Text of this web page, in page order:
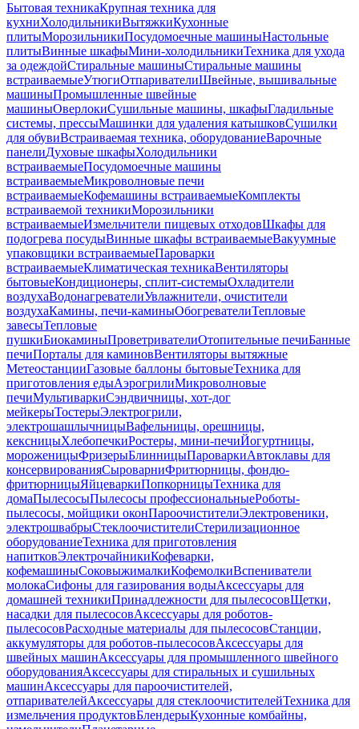
Бытовая техникаКрупная техника для
кухниХолодильникиВытяжкиКухонные
плитыМорозильникиПосудомоечные машиныНастольные
плитыВинные шкафыМини-холодильникиТехника для ухода
за одеждойСтиральные машиныСтиральные машины
встраиваемыеУтюгиОтпаривателиШвейные, вышивальные
машиныПромышленные швейные
машиныОверлокиСушильные машины, шкафыГладильные
системы, прессыМашинки для удаления катышковСушилки
для обувиВстраиваемая техника, оборудованиеВарочные
панелиДуховые шкафыХолодильники
встраиваемыеПосудомоечные машины
встраиваемыеМикроволновые печи
встраиваемыеКофемашины встраиваемыеКомплекты
встраиваемой техникиМорозильники
встраиваемыеИзмельчители пищевых отходовШкафы для
подогрева посудыВинные шкафы встраиваемыеВакуумные
упаковщики встраиваемыеПароварки
встраиваемыеКлиматическая техникаВентиляторы
бытовыеКондиционеры, сплит-системыОхладители
воздухаВодонагревателиУвлажнители, очистители
воздухаКамины, печи-каминыОбогревателиТепловые
завесыТепловые
пушкиБиокаминыПроветривателиОтопительные печиБанные
печиПорталы для каминовВентиляторы вытяжные
МетеостанцииГазовые баллоны бытовыеТехника для
приготовления едыАэрогрилиМикроволновые
печиМультиваркиСэндвичницы, хот-дог
мейкерыТостерыЭлектрогрили,
электрошашлычницыВафельницы, орешницы,
кексницыХлебопечкиРостеры, мини-печиЙогуртницы,
мороженицыФризерыБлинницыПароваркиАвтоклавы для
консервированияСыроварниФритюрницы, фондю-
фритюрницыЯйцеваркиПопкорницыТехника для
домаПылесосыПылесосы профессиональныеРоботы-
пылесосы, мойщики оконПароочистителиЭлектровеники,
электрошвабрыСтеклоочистителиСтерилизационное
оборудованиеТехника для приготовления
напитковЭлектрочайникиКофеварки,
кофемашиныСоковыжималкиКофемолкиВспениватели
молокаСифоны для газирования водыАксессуары для
домашней техникиПринадлежности для пылесосовЩетки,
насадки для пылесосовАксессуары для роботов-
пылесосовРасходные материалы для пылесосовСтанции,
аккумуляторы для роботов-пылесосовАксессуары для
швейных машинАксессуары для промышленного швейного
оборудованияАксессуары для стиральных и сушильных
машинАксессуары для пароочистителей,
отпаривателейАксессуары для стеклоочистителейТехника для
измельчения продуктовБлендерыКухонные комбайны,